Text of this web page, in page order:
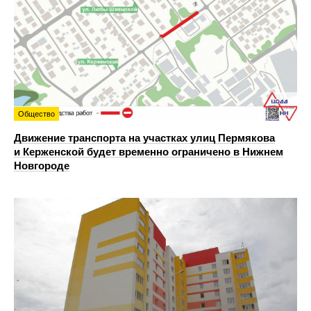
Общество
Движение транспорта на участках улиц Пермякова
и Керженской будет временно ограничено в Нижнем
Новгороде